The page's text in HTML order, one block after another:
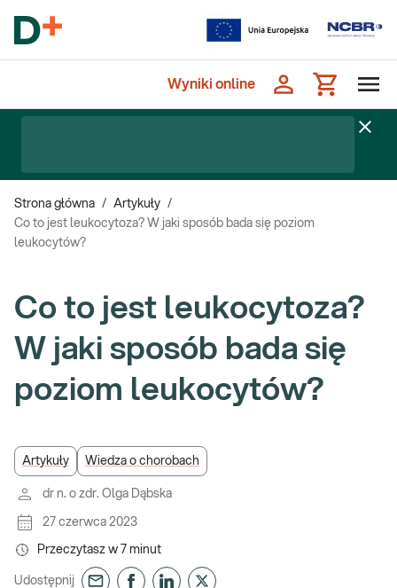
Wyniki online
Strona główna / Artykuły /
Co to jest leukocytoza? W jaki sposób bada się poziom
leukocytów?
Co to jest leukocytoza?
W jaki sposób bada się
poziom leukocytów?
Artykuły Wiedza o chorobach
dr n. o zdr. Olga Dąbska
27 czerwca 2023
Przeczytasz w 7 minut
Udostępnij